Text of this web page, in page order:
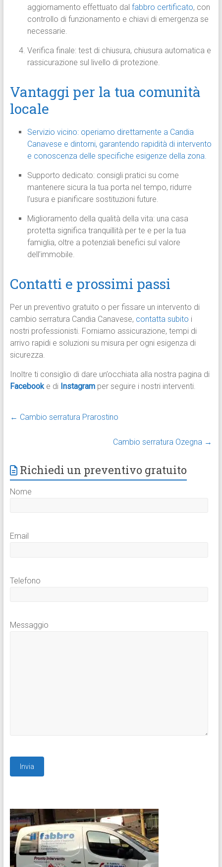
aggiornamento effettuato dal fabbro certificato, con
controllo di funzionamento e chiavi di emergenza se
necessarie.
Verifica finale: test di chiusura, chiusura automatica e
rassicurazione sul livello di protezione.
Vantaggi per la tua comunità
locale
Servizio vicino: operiamo direttamente a Candia
Canavese e dintorni, garantendo rapidità di intervento
e conoscenza delle specifiche esigenze della zona.
Supporto dedicato: consigli pratici su come
mantenere sicura la tua porta nel tempo, ridurre
l’usura e pianificare sostituzioni future.
Miglioramento della qualità della vita: una casa
protetta significa tranquillità per te e per la tua
famiglia, oltre a potenziali benefici sul valore
dell’immobile.
Contatti e prossimi passi
Per un preventivo gratuito o per fissare un intervento di
cambio serratura Candia Canavese, contatta subito i
nostri professionisti. Forniamo assicurazione, tempi di
arrivo rapidi e soluzioni su misura per ogni esigenza di
sicurezza.
Inoltre ti consiglio di dare un’occhiata alla nostra pagina di
Facebook e di Instagram per seguire i nostri interventi.
← Cambio serratura Prarostino
Cambio serratura Ozegna →
Richiedi un preventivo gratuito
Nome
Email
Telefono
Messaggio